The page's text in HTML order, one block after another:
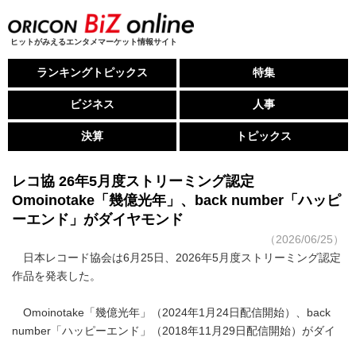
ヒットがみえるエンタメマーケット情報サイト
ランキングトピックス 特集
ビジネス 人事
決算 トピックス
レコ協 26年5月度ストリーミング認定
Omoinotake「幾億光年」、back number「ハッピ
ーエンド」がダイヤモンド
（2026/06/25）
日本レコード協会は6月25日、2026年5月度ストリーミング認定
作品を発表した。
Omoinotake「幾億光年」（2024年1月24日配信開始）、back
number「ハッピーエンド」（2018年11月29日配信開始）がダイ